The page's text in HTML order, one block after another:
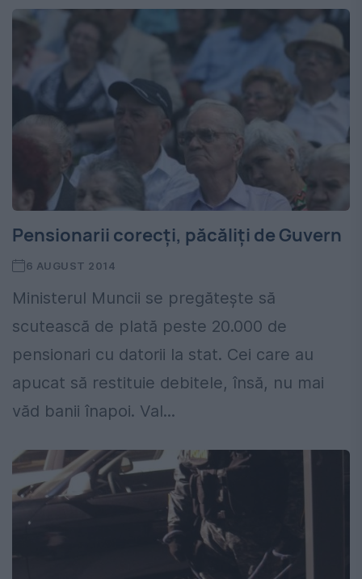
Pensionarii corecți, păcăliți de Guvern
6 AUGUST 2014
Ministerul Muncii se pregătește să
scutească de plată peste 20.000 de
pensionari cu datorii la stat. Cei care au
apucat să restituie debitele, însă, nu mai
văd banii înapoi. Val...